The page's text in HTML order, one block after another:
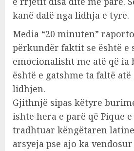
kanë dalë nga lidhja e tyre.
Media “20 minuten”
përkundër faktit se është e
emocionalisht me atë që ia
është e gatshme ta faltë
lidhjen.
Gjithnjë sipas këtyre
ishte hera e parë që Pique
tradhtuar këngëtaren
arsyeja pse ajo ka